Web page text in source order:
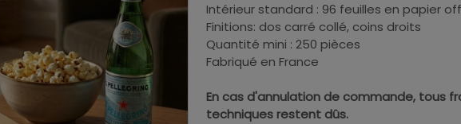
Intérieur standard : 96 feuilles en papier
Finitions: dos carré collé, coins droits
Quantité mini : 250 pièces
Fabriqué en France
En cas d'annulation de commande, tous
techniques restent dûs.